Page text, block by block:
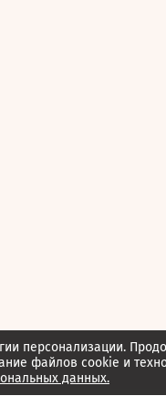
персонализации.
файлов cookie и
данных.